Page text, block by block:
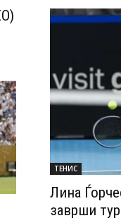
ТЕНИС
Лина
заврши